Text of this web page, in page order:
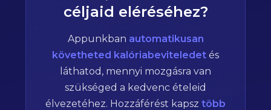
céljaid eléréséhez?
Appunkban automatikusan
követheted kalóriabeviteledet és
láthatod, mennyi mozgásra van
szükséged a kedvenc ételeid
élvezetéhez. Hozzáférést kapsz több